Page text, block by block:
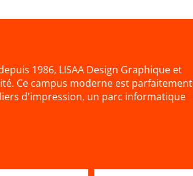
1986, LISAA Design Graphique et
Ce campus moderne est parfaitement
d'impression, un parc informatique